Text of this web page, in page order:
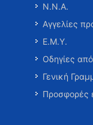
Ν.Ν.Α.
Αγγελίες
Ε.Μ.Υ.
Οδηγίες
Γενική
Προσφορές